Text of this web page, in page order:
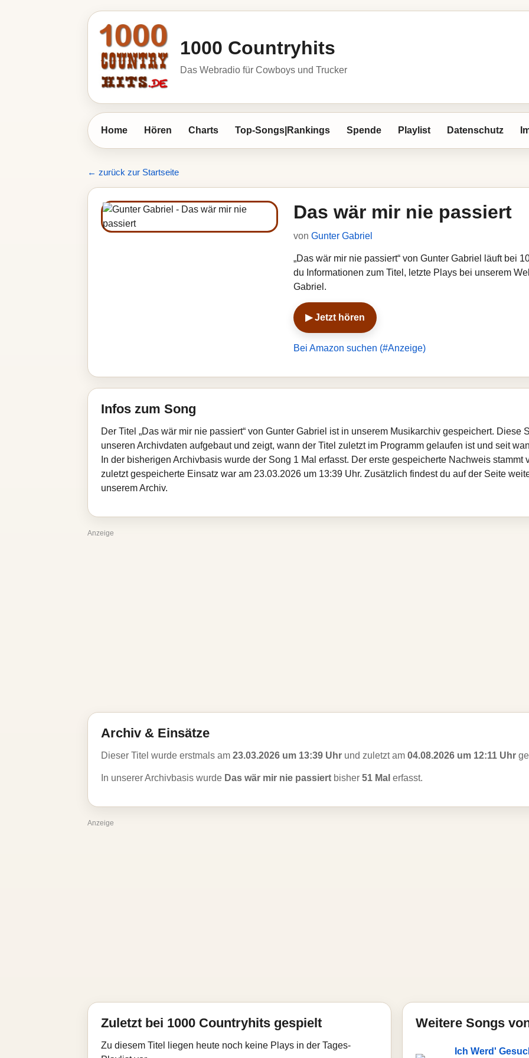
1000 Countryhits
Das Webradio für Cowboys und Trucker
Home Hören Charts Top-Songs|Rankings Spende Playlist Datenschutz
← zurück zur Startseite
Das wär mir nie passiert
von Gunter Gabriel
„Das wär mir nie passiert“ von Gunter Gabriel läuft bei
du Informationen zum Titel, letzte Plays bei unserem
Gabriel.
▶ Jetzt hören
Bei Amazon suchen (#Anzeige)
Infos zum Song
Der Titel „Das wär mir nie passiert“ von Gunter Gabriel ist in unserem Musikarchiv gespeichert. Diese
unseren Archivdaten aufgebaut und zeigt, wann der Titel zuletzt im Programm gelaufen ist und seit
In der bisherigen Archivbasis wurde der Song 1 Mal erfasst. Der erste gespeicherte Nachweis stammt
zuletzt gespeicherte Einsatz war am 23.03.2026 um 13:39 Uhr. Zusätzlich findest du auf der Seite
unserem Archiv.
Anzeige
Archiv & Einsätze
Dieser Titel wurde erstmals am 23.03.2026 um 13:39 Uhr und zuletzt am 04.08.2026 um 12:11 Uhr
In unserer Archivbasis wurde Das wär mir nie passiert bisher 51 Mal erfasst.
Anzeige
Zuletzt bei 1000 Countryhits gespielt
Zu diesem Titel liegen heute noch keine Plays in der Tages-
Weitere Songs
Ich Werd'